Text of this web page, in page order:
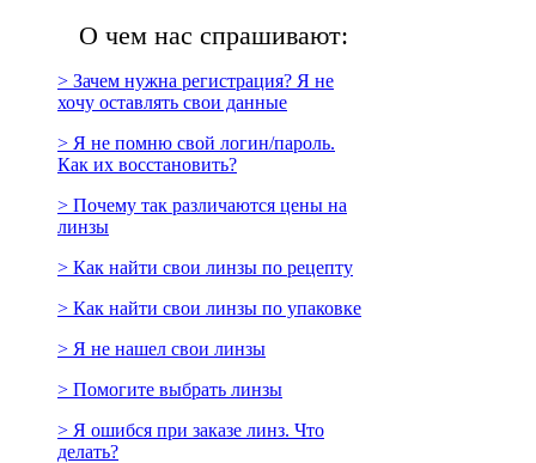
О чем нас спрашивают:
> Зачем нужна регистрация? Я не
хочу оставлять свои данные
> Я не помню свой логин/пароль.
Как их восстановить?
> Почему так различаются цены на
линзы
> Как найти свои линзы по рецепту
> Как найти свои линзы по упаковке
> Я не нашел свои линзы
> Помогите выбрать линзы
> Я ошибся при заказе линз. Что
делать?